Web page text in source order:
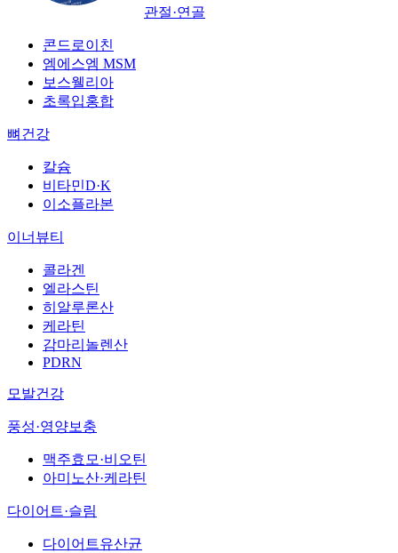
관절·연골
콘드로이친
엠에스엠 MSM
보스웰리아
초록입홍합
뼈건강
칼슘
비타민D·K
이소플라본
이너뷰티
콜라겐
엘라스틴
히알루론산
케라틴
감마리놀렌산
PDRN
모발건강
풍성·영양보충
맥주효모·비오틴
아미노산·케라틴
다이어트·슬림
다이어트유산균